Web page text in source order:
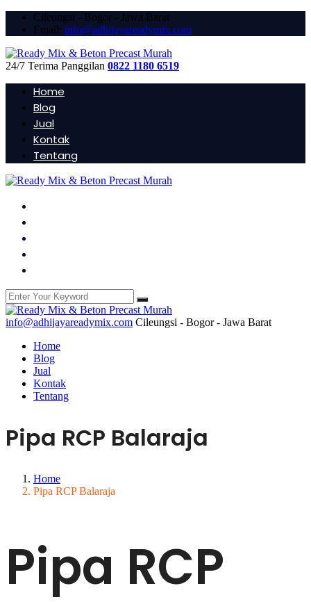
Cileungsi - Bogor - Jawa Barat
Email: info@adhijayareadymix.com
24/7 Terima Panggilan 0822 1180 6519
Home
Blog
Jual
Kontak
Tentang
info@adhijayareadymix.com Cileungsi - Bogor - Jawa Barat
Home
Blog
Jual
Kontak
Tentang
Pipa RCP Balaraja
Home
Pipa RCP Balaraja
Pipa RCP